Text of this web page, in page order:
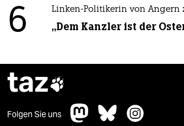
6 Linken-Politikerin von Angern
„Dem Kanzler ist der
taz
Folgen Sie uns